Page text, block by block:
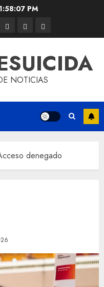
PM
NOTICIAS
denegado